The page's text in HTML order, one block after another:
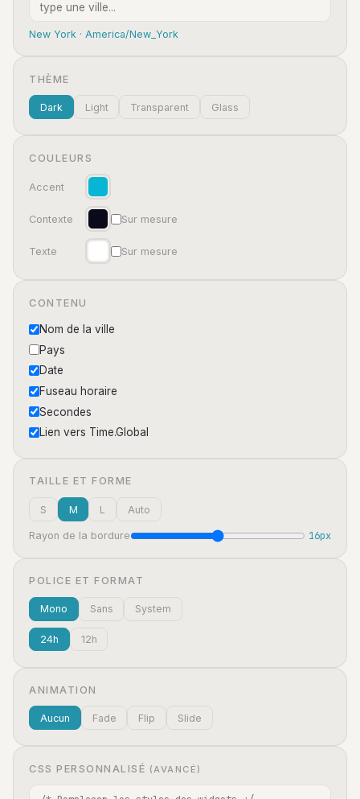
New York · America/New_York
THÈME
Dark Light Transparent Glass
COULEURS
Accent
Contexte Sur mesure
Texte Sur mesure
CONTENU
Nom de la ville
Pays
Date
Fuseau horaire
Secondes
Lien vers Time.Global
TAILLE ET FORME
S M L Auto
Rayon de la bordure 16px
POLICE ET FORMAT
Mono Sans System
24h 12h
ANIMATION
Aucun Fade Flip Slide
CSS PERSONNALISÉ (AVANCÉ)